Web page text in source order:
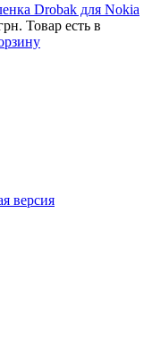
Drobak для Nokia
Товар есть в
версия